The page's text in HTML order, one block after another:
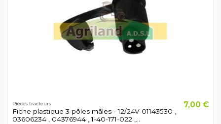
Pièces tracteurs
Fiche plastique 3 pôles mâles - 12/24V 01143530 ,
03606234 , 04376944 , 1-40-171-022 ,...
7,00 €